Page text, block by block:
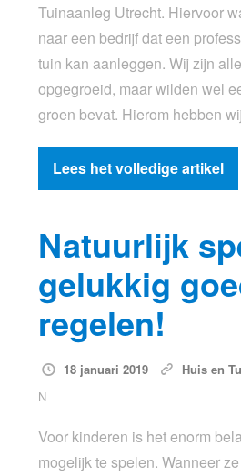
Tuinaanleg Utrecht. Hiervoor
naar een bedrijf dat een
tuin kan aanleggen. Wij zijn
opgegroeid, maar wilden wel
groen bevat. Hierom hebben
Lees het volledige artikel
Natuurlijk
gelukkig
regelen!
18 januari 2019
Huis en
N
Voor kinderen is het enorm
mogelijk te spelen. Wanneer